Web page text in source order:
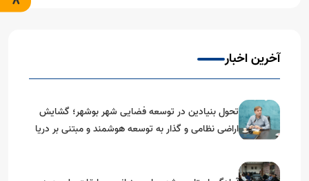
آخرین اخبار
تحول بنیادین در توسعه فضایی شهر بوشهر؛ گشایش
اراضی نظامی و گذار به توسعه هوشمند و مبتنی بر دریا